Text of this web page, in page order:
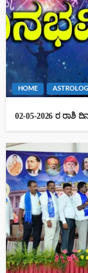
HOME
02-05-2026 ರ ರಾಶಿ